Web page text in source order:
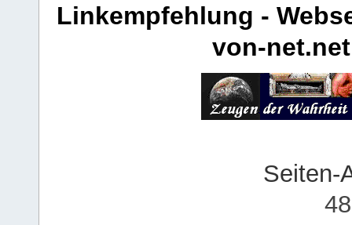
Linkempfehlung -
von-net.net
Seiten-